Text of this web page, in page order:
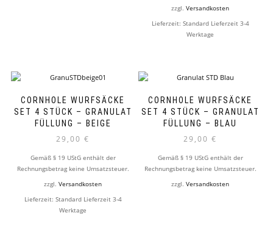
zzgl. Versandkosten
Lieferzeit: Standard Lieferzeit 3-4
Werktage
CORNHOLE WURFSÄCKE
SET 4 STÜCK – GRANULAT
FÜLLUNG – BEIGE
29,00 €
Gemäß § 19 UStG enthält der
Rechnungsbetrag keine Umsatzsteuer.
zzgl. Versandkosten
Lieferzeit: Standard Lieferzeit 3-4
Werktage
CORNHOLE WURFSÄCKE
SET 4 STÜCK – GRANULAT
FÜLLUNG – BLAU
29,00 €
Gemäß § 19 UStG enthält der
Rechnungsbetrag keine Umsatzsteuer.
zzgl. Versandkosten